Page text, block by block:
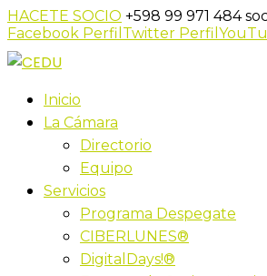
HACETE SOCIO +598 99 971 484
Facebook Perfil Twitter Perfil
Inicio
La Cámara
Directorio
Equipo
Servicios
Programa Despegate
CIBERLUNES®
DigitalDays!®